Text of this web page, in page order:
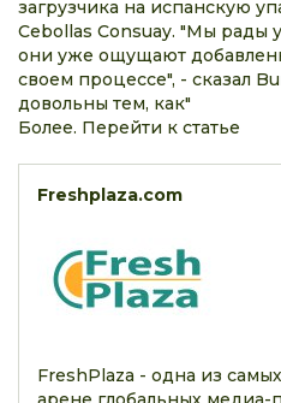
загрузчика на испанскую
Cebollas Consuay. "Мы рады
они уже ощущают
своем процессе", - сказал
довольны тем, как"
Более. Перейти к статье
Freshplaza.com
FreshPlaza - одна из